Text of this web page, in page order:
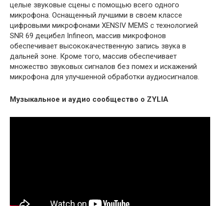
целые звуковые сцены с помощью всего одного
микрофона. Оснащенный лучшими в своем классе
цифровыми микрофонами XENSIV MEMS с технологией
SNR 69 децибел Infineon, массив микрофонов
обеспечивает высококачественную запись звука в
дальней зоне. Кроме того, массив обеспечивает
множество звуковых сигналов без помех и искажений
микрофона для улучшенной обработки аудиосигналов.
Музыкальное и аудио сообщество о ZYLIA